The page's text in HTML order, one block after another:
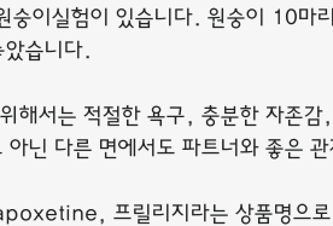
숭이실험이 있습니다. 원숭이 10마
았습니다.
해서는 적절한 욕구, 충분한 자존
닌 다른 면에서도 파트너와 좋은
프릴리지라는 상품명으로